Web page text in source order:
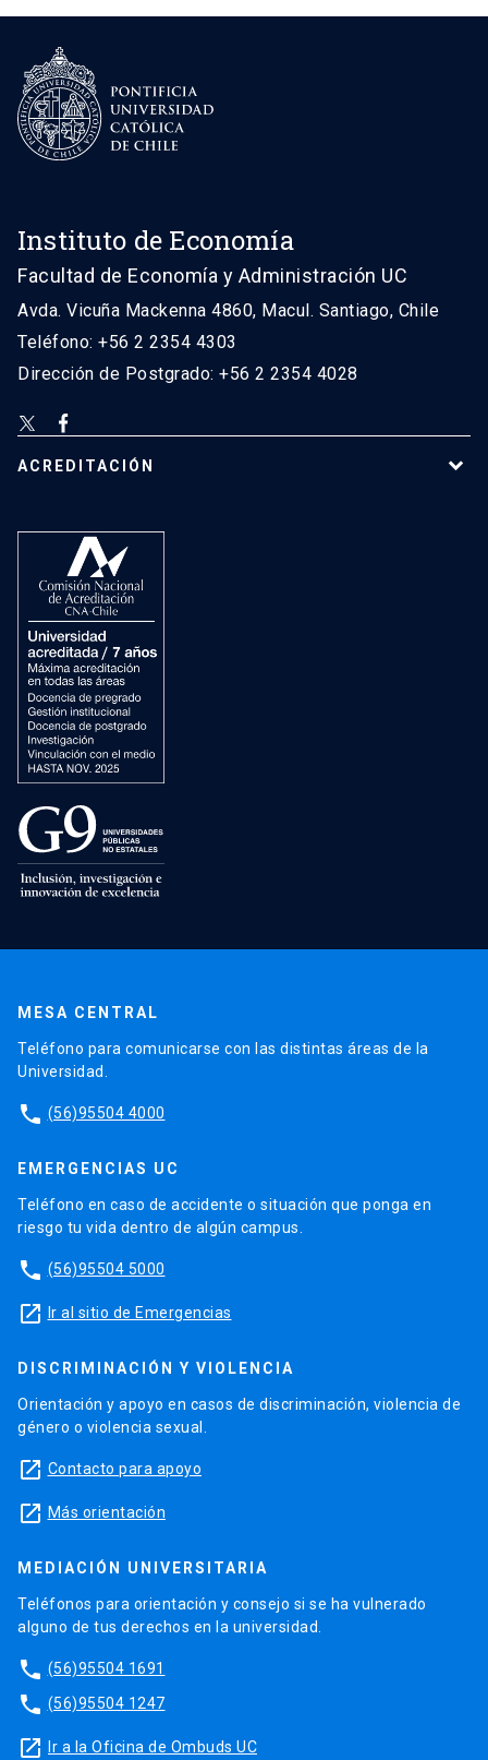
Instituto de Economía
Facultad de Economía y Administración UC
Avda. Vicuña Mackenna 4860, Macul. Santiago, Chile
Teléfono: +56 2 2354 4303
Dirección de Postgrado: +56 2 2354 4028
ACREDITACIÓN
MESA CENTRAL
Teléfono para comunicarse con las distintas áreas de la
Universidad.
phone (56)95504 4000
EMERGENCIAS UC
Teléfono en caso de accidente o situación que ponga en
riesgo tu vida dentro de algún campus.
phone (56)95504 5000
launch Ir al sitio de Emergencias
DISCRIMINACIÓN Y VIOLENCIA
Orientación y apoyo en casos de discriminación, violencia de
género o violencia sexual.
launch Contacto para apoyo
launch Más orientación
MEDIACIÓN UNIVERSITARIA
Teléfonos para orientación y consejo si se ha vulnerado
alguno de tus derechos en la universidad.
phone (56)95504 1691
phone (56)95504 1247
launch Ir a la Oficina de Ombuds UC